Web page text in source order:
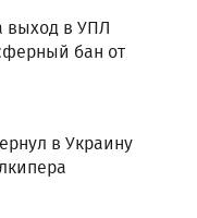
выход в УПЛ
бан от
в Украину